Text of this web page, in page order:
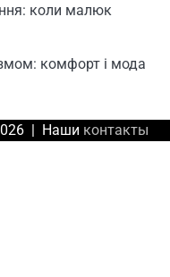
коли малюк
комфорт і мода
| Наши контакты